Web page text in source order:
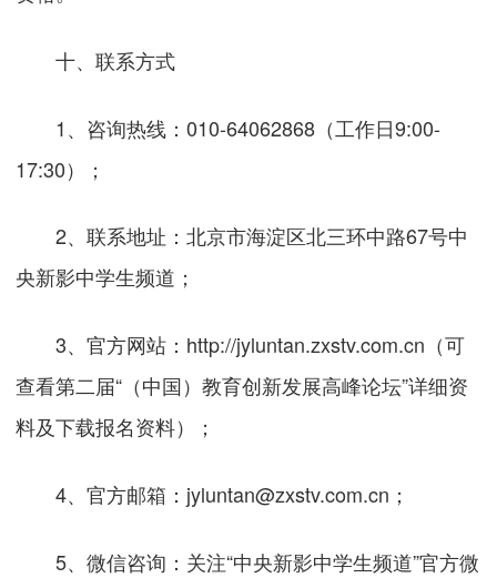
十、联系方式
1、咨询热线：010-64062868（工作日9:00-
17:30）；
2、联系地址：北京市海淀区北三环中路67号中
央新影中学生频道；
3、官方网站： http://jyluntan.zxstv.com.cn （可
查看第二届“（中国）教育创新发展高峰论坛”详细资
料及下载报名资料）；
4、官方邮箱：jyluntan@zxstv.com.cn；
5、微信咨询：关注“中央新影中学生频道”官方微